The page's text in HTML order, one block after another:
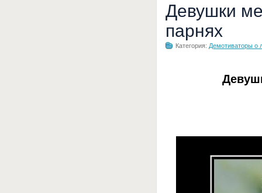
Девушки
парнях
Категория: Демотиваторы о